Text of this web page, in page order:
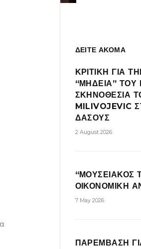
ΔΕΙΤΕ ΑΚΟΜΑ
ΚΡΙΤΙΚΗ ΓΙΑ
“ΜΗΔΕΙΑ” ΤΟΥ
ΣΚΗΝΟΘΕΣΙΑ
MILIVOJEVIC
ΔΑΣΟΥΣ
2 August 2026
“ΜΟΥΣΕΙΑΚΟΣ
ΟΙΚΟΝΟΜΙΚΗ
7 May 2026
ΠΑΡΕΜΒΑΣΗ